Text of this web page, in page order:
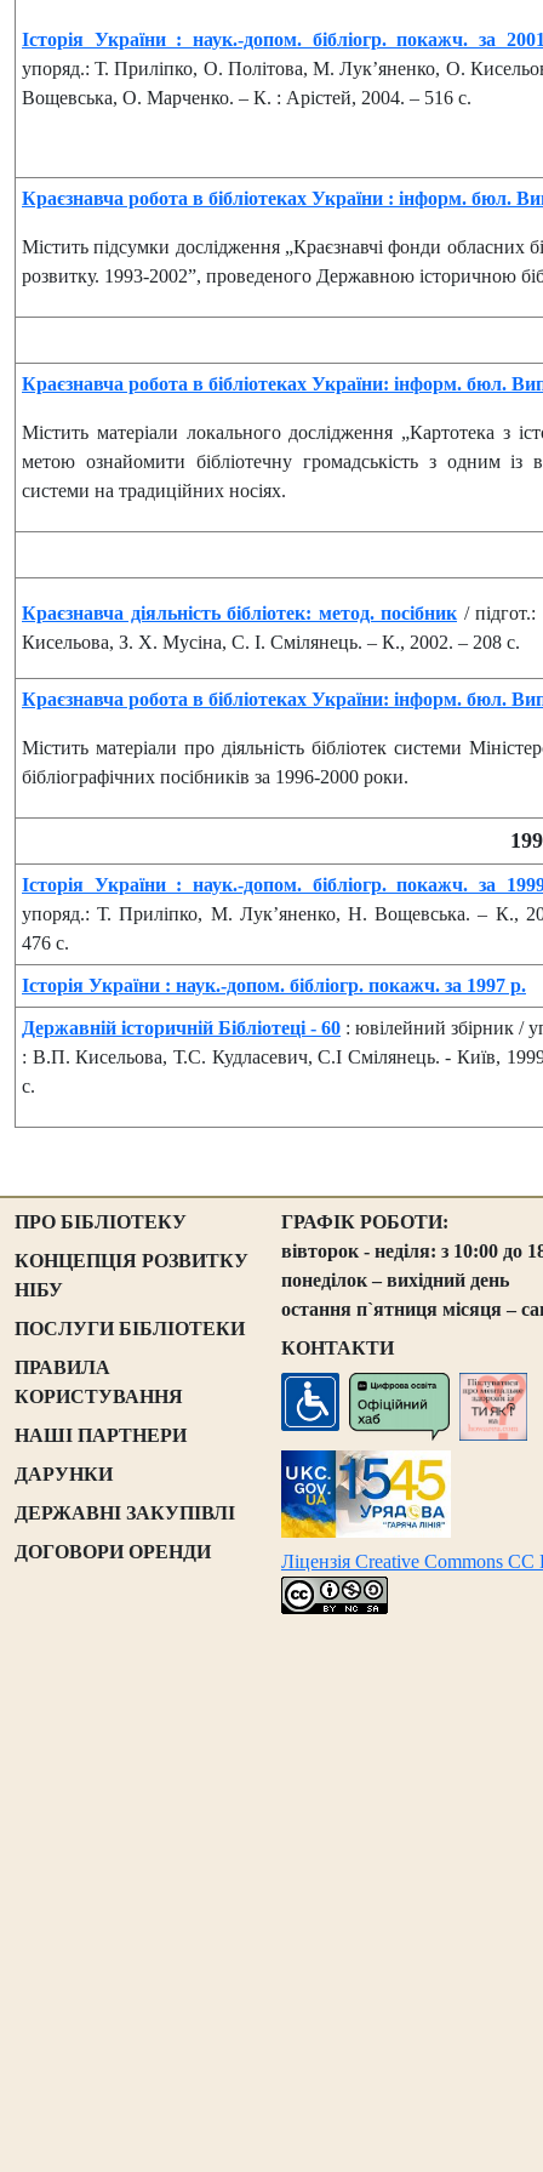
Історія України : наук.-допом. бібліогр. покажч. за
упоряд.: Т. Приліпко, О. Політова, М. Лук’яненко, О.
Вощевська, О. Марченко. – К. : Арістей, 2004. – 516 с.
Краєзнавча робота в бібліотеках України : інформ. бюл.
Містить підсумки дослідження „Краєзнавчі фонди обласних
розвитку. 1993-2002”, проведеного Державною історичною
Краєзнавча робота в бібліотеках України: інформ. бюл.
Містить матеріали локального дослідження „Картотека з
метою ознайомити бібліотечну громадськість з одним із
системи на традиційних носіях.
Краєзнавча діяльність бібліотек: метод. посібник /
Кисельова, З. Х. Мусіна, С. І. Смілянець. – К., 2002. – 208 с.
Краєзнавча робота в бібліотеках України: інформ. бюл.
Містить матеріали про діяльність бібліотек системи
бібліографічних посібників за 1996-2000 роки.
Історія України : наук.-допом. бібліогр. покажч. за
упоряд.: Т. Приліпко, М. Лук’яненко, Н. Вощевська. – К.,
476 с.
Історія України : наук.-допом. бібліогр. покажч. за 1997 р.
Державній історичній Бібліотеці - 60 : ювілейний збірник /
: В.П. Кисельова, Т.С. Кудласевич, С.І Смілянець. - Київ,
с.
ПРО БІБЛІОТЕКУ
КОНЦЕПЦІЯ РОЗВИТКУ
НІБУ
ПОСЛУГИ БІБЛІОТЕКИ
ПРАВИЛА
КОРИСТУВАННЯ
НАШІ ПАРТНЕРИ
ДАРУНКИ
ДЕРЖАВНІ ЗАКУПІВЛІ
ДОГОВОРИ ОРЕНДИ
ГРАФІК РОБОТИ:
вівторок - неділя: з 10:00 до
понеділок – вихідний день
остання п`ятниця місяця –
КОНТАКТИ
Ліцензія Creative Commons